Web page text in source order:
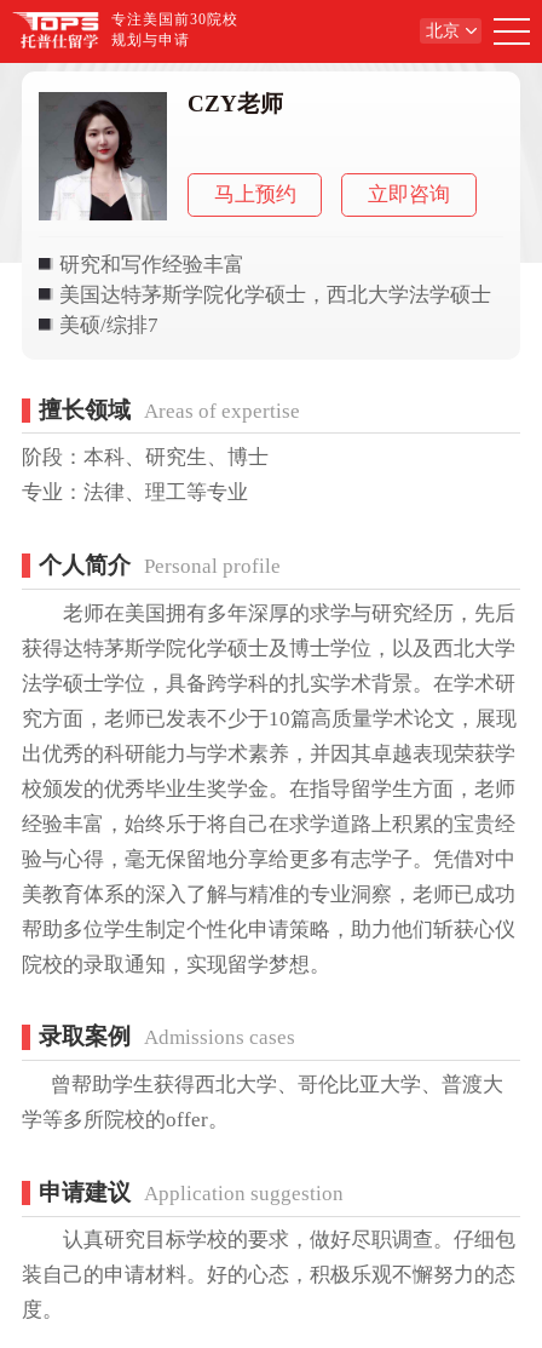
专注美国前30院校
规划与申请
北京
CZY老师
马上预约 立即咨询
研究和写作经验丰富
美国达特茅斯学院化学硕士，西北大学法学硕士
美硕/综排7
擅长领域 Areas of expertise
阶段：本科、研究生、博士
专业：法律、理工等专业
个人简介 Personal profile
老师在美国拥有多年深厚的求学与研究经历，先后
获得达特茅斯学院化学硕士及博士学位，以及西北大学
法学硕士学位，具备跨学科的扎实学术背景。在学术研
究方面，老师已发表不少于10篇高质量学术论文，展现
出优秀的科研能力与学术素养，并因其卓越表现荣获学
校颁发的优秀毕业生奖学金。在指导留学生方面，老师
经验丰富，始终乐于将自己在求学道路上积累的宝贵经
验与心得，毫无保留地分享给更多有志学子。凭借对中
美教育体系的深入了解与精准的专业洞察，老师已成功
帮助多位学生制定个性化申请策略，助力他们斩获心仪
院校的录取通知，实现留学梦想。
录取案例 Admissions cases
曾帮助学生获得西北大学、哥伦比亚大学、普渡大
学等多所院校的offer。
申请建议 Application suggestion
认真研究目标学校的要求，做好尽职调查。仔细包
装自己的申请材料。好的心态，积极乐观不懈努力的态
度。